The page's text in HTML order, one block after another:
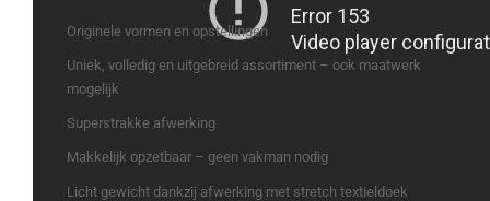
Originele vormen en opstellingen
Uniek, volledig en uitgebreid assortiment – ook maatwerk
mogelijk
Superstrakke afwerking
Makkelijk opzetbaar – geen vakman nodig
Licht gewicht dankzij afwerking met stretch textieldoek